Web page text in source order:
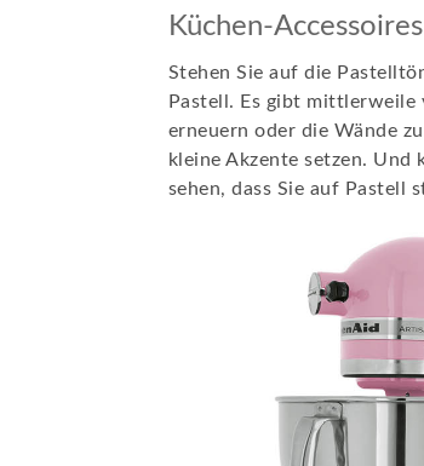
Küchen-Accessoires
Stehen Sie auf die
Pastell. Es gibt mittlerweile
erneuern oder die Wände
kleine Akzente setzen. Und
sehen, dass Sie auf Pastell